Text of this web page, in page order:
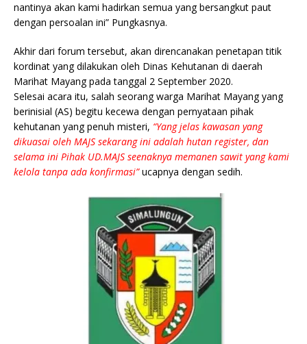
nantinya akan kami hadirkan semua yang bersangkut paut
dengan persoalan ini” Pungkasnya.
Akhir dari forum tersebut, akan direncanakan penetapan titik
kordinat yang dilakukan oleh Dinas Kehutanan di daerah
Marihat Mayang pada tanggal 2 September 2020.
Selesai acara itu, salah seorang warga Marihat Mayang yang
berinisial (AS) begitu kecewa dengan pernyataan pihak
kehutanan yang penuh misteri, “Yang jelas kawasan yang
dikuasai oleh MAJS sekarang ini adalah hutan register, dan
selama ini Pihak UD.MAJS seenaknya memanen sawit yang kami
kelola tanpa ada konfirmasi”ucapnya dengan sedih.